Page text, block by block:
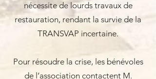
nécessite de lourds travaux de
restauration, rendant la survie de la
TRANSVAP incertaine.
Pour résoudre la crise, les bénévoles
de l’association contactent M.